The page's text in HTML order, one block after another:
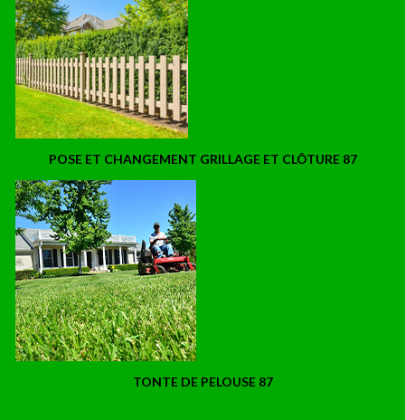
POSE ET CHANGEMENT GRILLAGE ET CLÔTURE 87
TONTE DE PELOUSE 87